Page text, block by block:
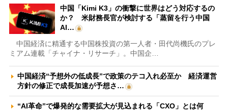
中国「Kimi K3」の衝撃に世界はどう対応するの
か？ 米財務長官が検討する「蒸留を行う中国
AI…
中国経済に精通する中国株投資の第一人者・田代尚機氏のプレ
ミアム連載「チャイナ・リサーチ」。中国企…
中国経済“予想外の低成長”で政策のテコ入れ必至か 経済運営
方針の修正で成長加速が予想さ…
“AI革命”で爆発的な需要拡大が見込まれる「CXO」とは何